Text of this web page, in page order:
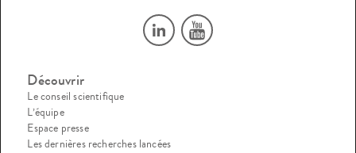
Découvrir
Le conseil scientifique
L’équipe
Espace presse
Les dernières recherches lancées